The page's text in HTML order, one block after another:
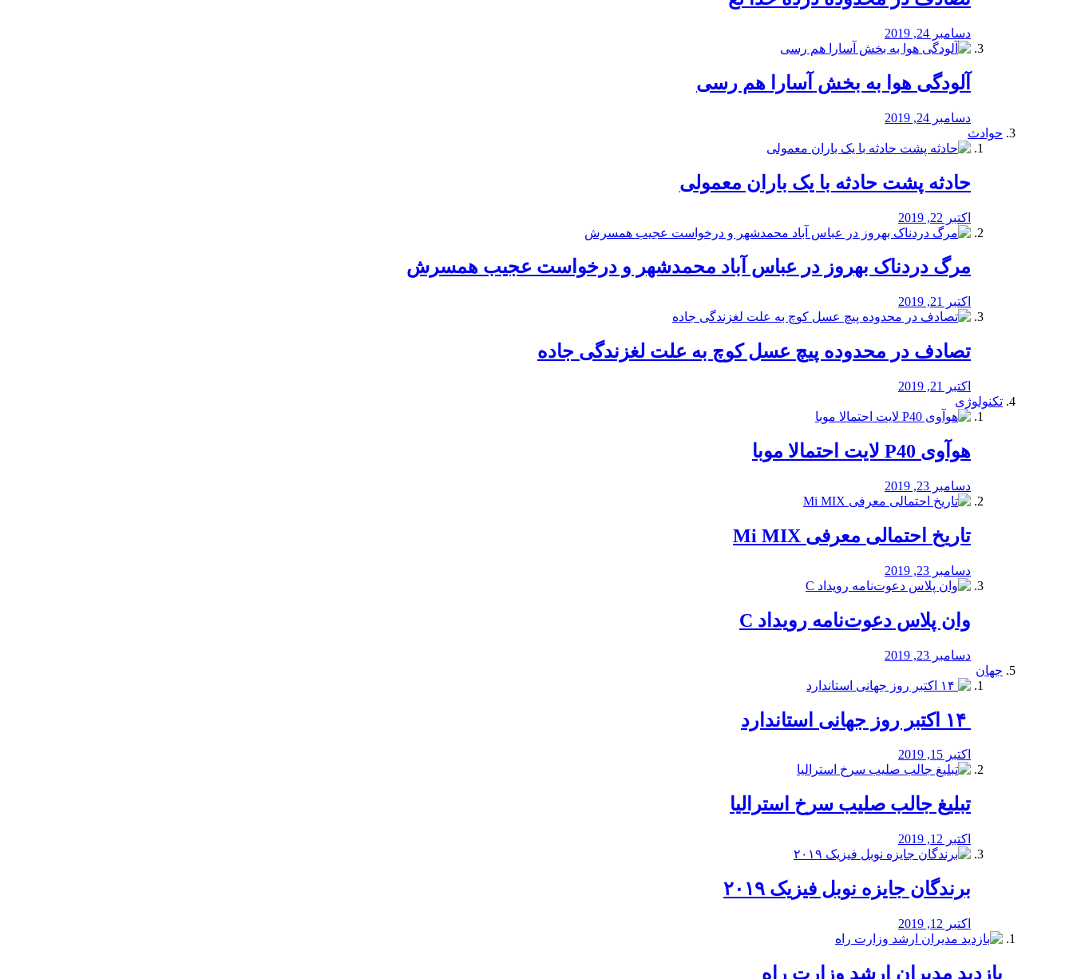
دسامبر 24, 2019
آلودگی هوا به بخش آسارا هم رسی
دسامبر 24, 2019
حوادث
️حادثه پشت حادثه با یک باران معمولی
اکتبر 22, 2019
مرگ دردناک بهروز در عباس آباد محمدشهر و درخواست عجیب همسرش
اکتبر 21, 2019
تصادف در محدوده پیچ عسل کوچ به علت لغزندگی جاده
اکتبر 21, 2019
تکنولوژی
هوآوی P40 لایت احتمالا موبا
دسامبر 23, 2019
تاریخ احتمالی معرفی Mi MIX
دسامبر 23, 2019
وان پلاس دعوت‌نامه رویداد C
دسامبر 23, 2019
جهان
اکتبر 15, 2019
تبلیغ جالب صلیب سرخ استرالیا
اکتبر 12, 2019
برندگان جایزه نوبل فیزیک ۲۰۱۹
اکتبر 12, 2019
بازدید مدیران ارشد وزارت راه